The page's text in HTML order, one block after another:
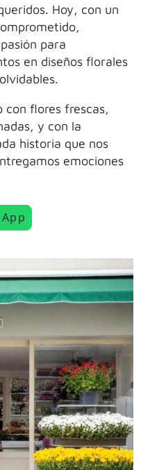
Hoy, con un
para
en diseños florales
con flores frescas,
y con la
historia que nos
emociones